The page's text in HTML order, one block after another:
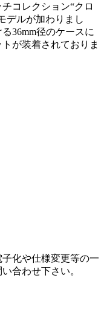
コレクション“クロ
デルが加わりまし
36mm径のケースに
が装着されておりま
化や仕様変更等の一
合わせ下さい。